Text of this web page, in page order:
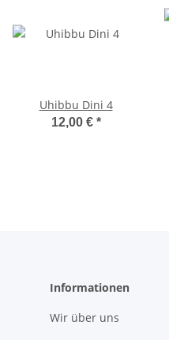
Uhibbu Dini 4
12,00 € *
Informationen
Wir über uns